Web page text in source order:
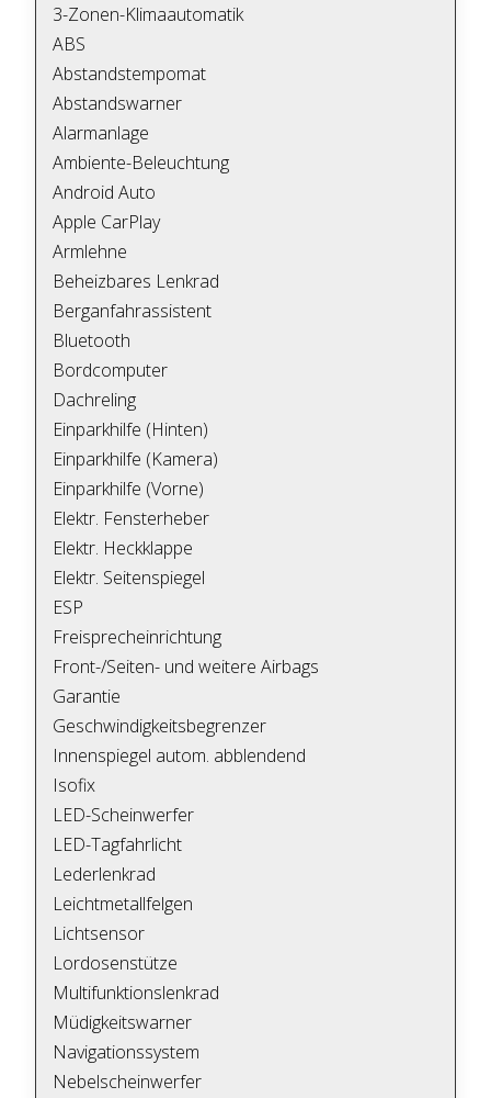
3-Zonen-Klimaautomatik
ABS
Abstandstempomat
Abstandswarner
Alarmanlage
Ambiente-Beleuchtung
Android Auto
Apple CarPlay
Armlehne
Beheizbares Lenkrad
Berganfahrassistent
Bluetooth
Bordcomputer
Dachreling
Einparkhilfe (Hinten)
Einparkhilfe (Kamera)
Einparkhilfe (Vorne)
Elektr. Fensterheber
Elektr. Heckklappe
Elektr. Seitenspiegel
ESP
Freisprecheinrichtung
Front-/Seiten- und weitere Airbags
Garantie
Geschwindigkeitsbegrenzer
Innenspiegel autom. abblendend
Isofix
LED-Scheinwerfer
LED-Tagfahrlicht
Lederlenkrad
Leichtmetallfelgen
Lichtsensor
Lordosenstütze
Multifunktionslenkrad
Müdigkeitswarner
Navigationssystem
Nebelscheinwerfer